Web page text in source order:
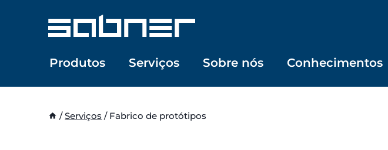
Produtos Serviços Sobre nós Conhecimentos
/ Serviços / Fabrico de protótipos